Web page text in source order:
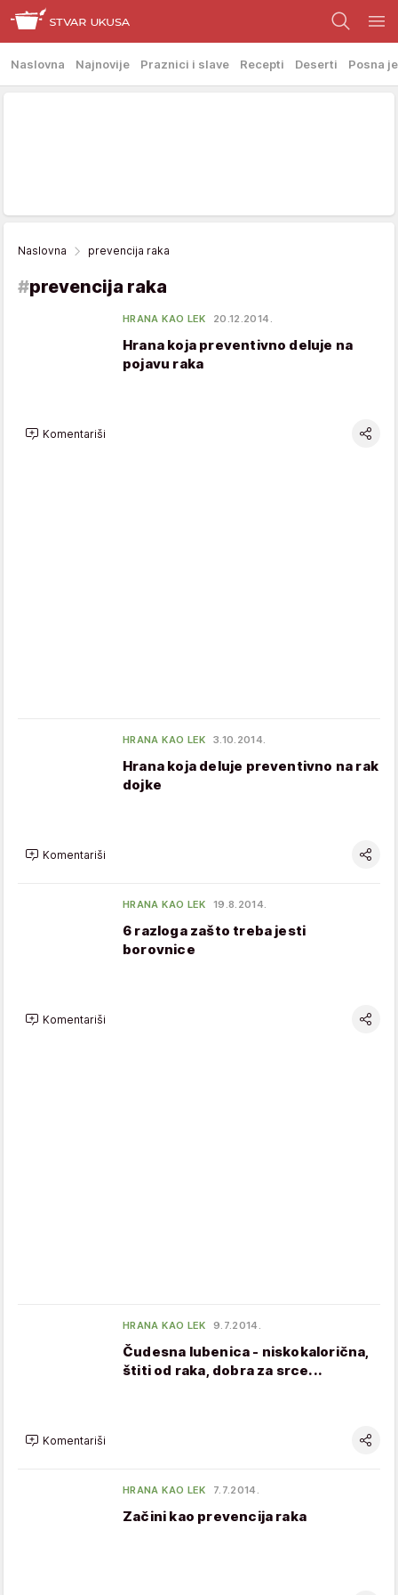
Naslovna Najnovije Praznici i slave Recepti Deserti Posna
Naslovna prevencija raka
#prevencija raka
HRANA KAO LEK 20.12.2014.
Hrana koja preventivno deluje na
pojavu raka
Komentariši
HRANA KAO LEK 3.10.2014.
Hrana koja deluje preventivno na rak
dojke
Komentariši
HRANA KAO LEK 19.8.2014.
6 razloga zašto treba jesti
borovnice
Komentariši
HRANA KAO LEK 9.7.2014.
Čudesna lubenica - niskokalorična,
štiti od raka, dobra za srce...
Komentariši
HRANA KAO LEK 7.7.2014.
Začini kao prevencija raka